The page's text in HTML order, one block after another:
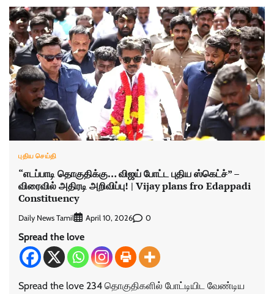
புதிய செய்தி
“எடப்பாடி தொகுதிக்கு… விஜய் போட்ட புதிய ஸ்கெட்ச்” –
விரைவில் அதிரடி அறிவிப்பு! | Vijay plans fro Edappadi
Constituency
Daily News Tamil April 10, 2026 0
Spread the love
Spread the love 234 தொகுதிகளில் போட்டியிட வேண்டிய